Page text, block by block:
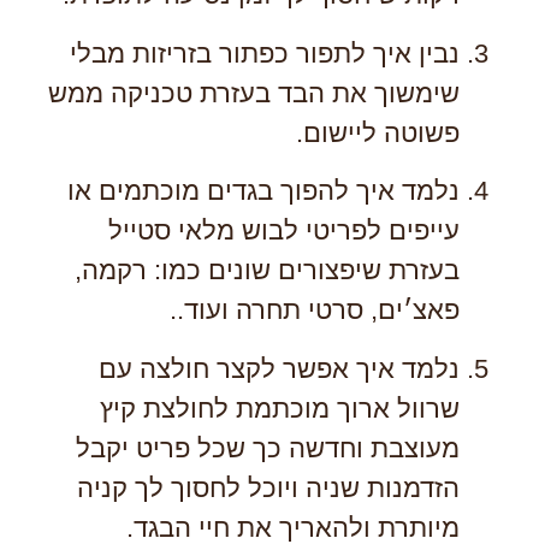
נבין איך לתפור כפתור בזריזות מבלי
שימשוך את הבד בעזרת טכניקה ממש
פשוטה ליישום.
נלמד איך להפוך בגדים מוכתמים או
עייפים לפריטי לבוש מלאי סטייל
בעזרת שיפצורים שונים כמו: רקמה,
פאצ׳ים, סרטי תחרה ועוד..
נלמד איך אפשר לקצר חולצה עם
שרוול ארוך מוכתמת לחולצת קיץ
מעוצבת וחדשה כך שכל פריט יקבל
הזדמנות שניה ויוכל לחסוך לך קניה
מיותרת ולהאריך את חיי הבגד.